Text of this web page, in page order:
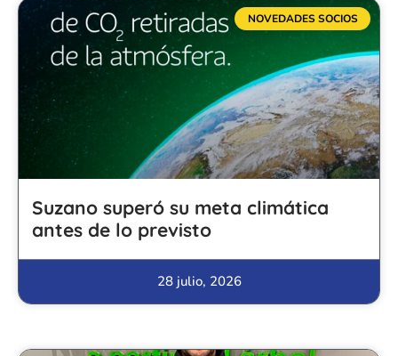
NOVEDADES SOCIOS
Suzano superó su meta climática
antes de lo previsto
28 julio, 2026